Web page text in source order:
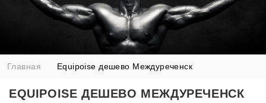
Главная Equipoise дешево Междуреченск
EQUIPOISE ДЕШЕВО МЕЖДУРЕЧЕНСК